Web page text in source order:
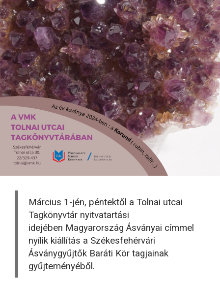
Március 1-jén, péntektől a Tolnai utcai
Tagkönyvtár nyitvatartási
idejében Magyarország Ásványai címmel
nyílik kiállítás a Székesfehérvári
Ásványgyűjtők Baráti Kör tagjainak
gyűjteményéből.